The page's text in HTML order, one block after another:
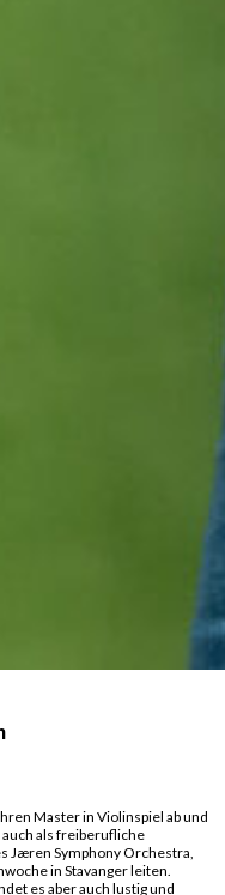
Master in Violinspiel ab und
als freiberufliche
Jæren Symphony Orchestra,
in Stavanger leiten.
es aber auch lustig und